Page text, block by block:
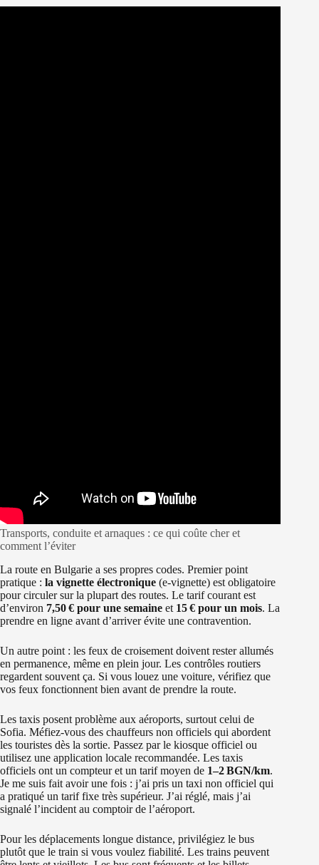
Transports, conduite et arnaques : ce qui coûte cher et
comment l’éviter
La route en Bulgarie a ses propres codes. Premier point
pratique : la vignette électronique (e‑vignette) est obligatoire
pour circuler sur la plupart des routes. Le tarif courant est
d’environ 7,50 € pour une semaine et 15 € pour un mois. La
prendre en ligne avant d’arriver évite une contravention.
Un autre point : les feux de croisement doivent rester allumés
en permanence, même en plein jour. Les contrôles routiers
regardent souvent ça. Si vous louez une voiture, vérifiez que
vos feux fonctionnent bien avant de prendre la route.
Les taxis posent problème aux aéroports, surtout celui de
Sofia. Méfiez‑vous des chauffeurs non officiels qui abordent
les touristes dès la sortie. Passez par le kiosque officiel ou
utilisez une application locale recommandée. Les taxis
officiels ont un compteur et un tarif moyen de 1–2 BGN/km.
Je me suis fait avoir une fois : j’ai pris un taxi non officiel qui
a pratiqué un tarif fixe très supérieur. J’ai réglé, mais j’ai
signalé l’incident au comptoir de l’aéroport.
Pour les déplacements longue distance, privilégiez le bus
plutôt que le train si vous voulez fiabilité. Les trains peuvent